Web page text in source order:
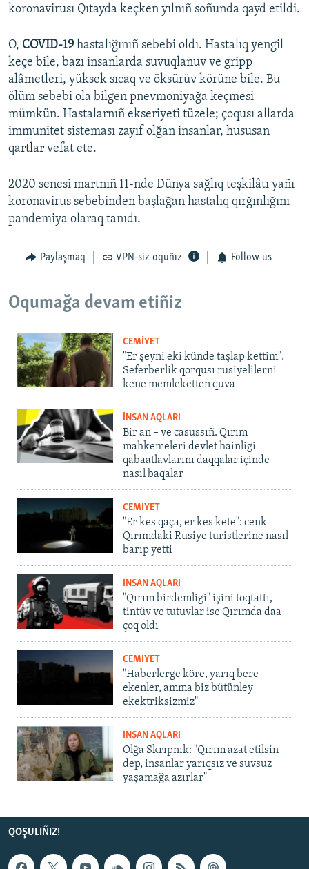
koronavirusı Qıtayda keçken yılnıñ soñunda qayd etildi.
O, COVID-19 hastalığınıñ sebebi oldı. Hastalıq yengil
keçe bile, bazı insanlarda suvuqlanuv ve gripp
alâmetleri, yüksek sıcaq ve öksürüv körüne bile. Bu
ölüm sebebi ola bilgen pnevmoniyağa keçmesi
mümkün. Hastalarnıñ ekseriyeti tüzele; çoqusı allarda
immunitet sisteması zayıf olğan insanlar, hususan
qartlar vefat ete.
2020 senesi martnıñ 11-nde Dünya sağlıq teşkilâtı yañı
koronavirus sebebinden başlağan hastalıq qırğınlığını
pandemiya olaraq tanıdı.
Paylaşmaq VPN-siz oquñız Follow us
Oqumağa devam etiñiz
CEMİYET
"Er şeyni eki künde taşlap kettim".
Seferberlik qorqusı rusiyelilerni
kene memleketten quva
İNSAN AQLARI
Bir an – ve casussıñ. Qırım
mahkemeleri devlet hainligi
qabaatlavlarını daqqalar içinde
nasıl baqalar
CEMİYET
"Er kes qaça, er kes kete": cenk
Qırımdaki Rusiye turistlerine nasıl
barıp yetti
İNSAN AQLARI
"Qırım birdemligi" işini toqtattı,
tintüv ve tutuvlar ise Qırımda daa
çoq oldı
CEMİYET
"Haberlerge köre, yarıq bere
ekenler, amma biz bütünley
ekektriksizmiz"
İNSAN AQLARI
Olğa Skrıpnık: "Qırım azat etilsin
dep, insanlar yarıqsız ve suvsuz
yaşamağa azırlar"
QOŞULIÑIZ!